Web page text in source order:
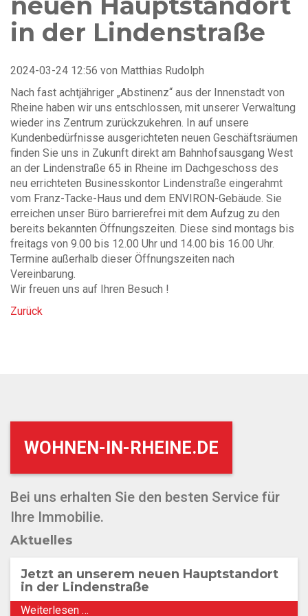
Fragen
Kontakt
in der Lindenstraße
2024-03-24 12:56 von Matthias Rudolph
Nach fast achtjähriger „Abstinenz“ aus der Innenstadt von
Rheine haben wir uns entschlossen, mit unserer Verwaltung
wieder ins Zentrum zurückzukehren. In auf unsere
Kundenbedürfnisse ausgerichteten neuen Geschäftsräumen
finden Sie uns in Zukunft direkt am Bahnhofsausgang West
an der Lindenstraße 65 in Rheine im Dachgeschoss des
neu errichteten Businesskontor Lindenstraße eingerahmt
vom Franz-Tacke-Haus und dem ENVIRON-Gebäude. Sie
erreichen unser Büro barrierefrei mit dem Aufzug zu den
bereits bekannten Öffnungszeiten. Diese sind montags bis
freitags von 9.00 bis 12.00 Uhr und 14.00 bis 16.00 Uhr.
Termine außerhalb dieser Öffnungszeiten nach
Vereinbarung.
Wir freuen uns auf Ihren Besuch !
Zurück
WOHNEN-IN-RHEINE.DE
Bei uns erhalten Sie den besten Service für
Ihre Immobilie.
Aktuelles
Jetzt an unserem neuen Hauptstandort
in der Lindenstraße
Weiterlesen …